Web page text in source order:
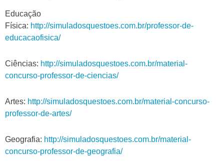
Educação
Física: http://simuladosquestoes.com.br/professor-de-
educacaofisica/
Ciências: http://simuladosquestoes.com.br/material-
concurso-professor-de-ciencias/
Artes: http://simuladosquestoes.com.br/material-concurso-
professor-de-artes/
Geografia: http://simuladosquestoes.com.br/material-
concurso-professor-de-geografia/